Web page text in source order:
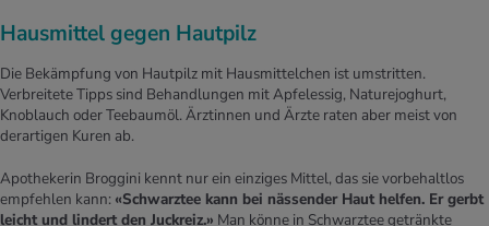
Hausmittel gegen Hautpilz
Die Bekämpfung von Hautpilz mit Hausmittelchen ist umstritten.
Verbreitete Tipps sind Behandlungen mit Apfelessig, Naturejoghurt,
Knoblauch oder Teebaumöl. Ärztinnen und Ärzte raten aber meist von
derartigen Kuren ab.
Apothekerin Broggini kennt nur ein einziges Mittel, das sie vorbehaltlos
empfehlen kann: «Schwarztee kann bei nässender Haut helfen. Er gerbt
leicht und lindert den Juckreiz.» Man könne in Schwarztee getränkte